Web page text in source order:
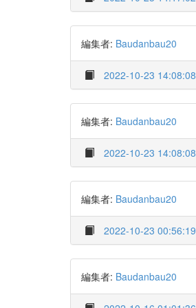
編集者: Baudanbau20
2022-10-23 14:08:08
編集者: Baudanbau20
2022-10-23 14:08:08
編集者: Baudanbau20
2022-10-23 00:56:19
編集者: Baudanbau20